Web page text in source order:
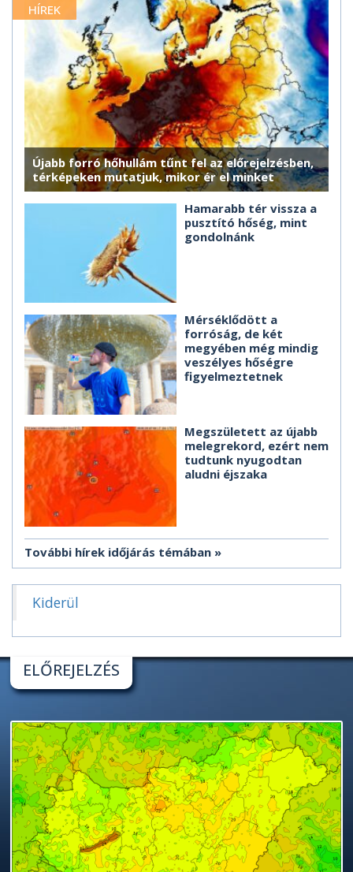
HÍREK
Újabb forró hőhullám tűnt fel az előrejelzésben,
térképeken mutatjuk, mikor ér el minket
Hamarabb tér vissza a
pusztító hőség, mint
gondolnánk
Mérséklődött a
forróság, de két
megyében még mindig
veszélyes hőségre
figyelmeztetnek
Megszületett az újabb
melegrekord, ezért nem
tudtunk nyugodtan
aludni éjszaka
További hírek időjárás témában
Kiderül
ELŐREJELZÉS